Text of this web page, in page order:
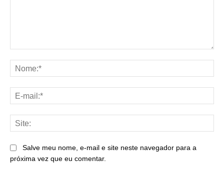
Salve meu nome, e-mail e site neste navegador para a
próxima vez que eu comentar.